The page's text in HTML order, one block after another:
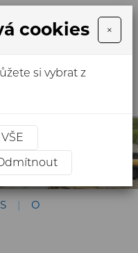
O
cookies ×
si vybrat z